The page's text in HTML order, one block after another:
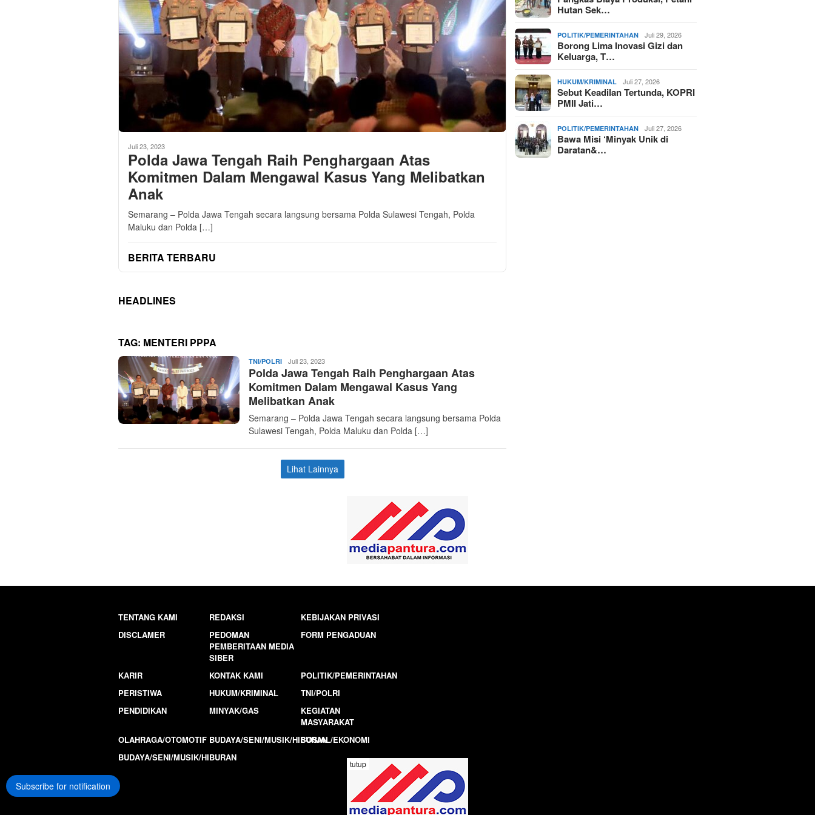
Juli 23, 2023
Polda Jawa Tengah Raih Penghargaan Atas
Komitmen Dalam Mengawal Kasus Yang Melibatkan
Anak
Semarang – Polda Jawa Tengah secara langsung bersama Polda Sulawesi Tengah, Polda
Maluku dan Polda […]
BERITA TERBARU
HEADLINES
TAG: MENTERI PPPA
TNI/POLRI Media
Pantura
Juli 23, 2023
Polda Jawa Tengah Raih Penghargaan Atas
Komitmen Dalam Mengawal Kasus Yang
Melibatkan Anak
Semarang – Polda Jawa Tengah secara langsung bersama Polda
Sulawesi Tengah, Polda Maluku dan Polda […]
Lihat Lainnya
Hutan Sek…
POLITIK/PEMERINTAHAN Juli 29, 2026
Borong Lima Inovasi Gizi dan
Keluarga, T…
HUKUM/KRIMINAL Juli 27, 2026
Sebut Keadilan Tertunda, KOPRI
PMII Jati…
POLITIK/PEMERINTAHAN Juli 27, 2026
Bawa Misi ‘Minyak Unik di
Daratan&…
TENTANG KAMI REDAKSI
KEBIJAKAN PRIVASI
DISCLAMER
PEDOMAN
PEMBERITAAN MEDIA
SIBER
FORM PENGADUAN
KARIR KONTAK KAMI
POLITIK/PEMERINTAHAN
PERISTIWA
HUKUM/KRIMINAL
TNI/POLRI
PENDIDIKAN
MINYAK/GAS
KEGIATAN
MASYARAKAT
OLAHRAGA/OTOMOTIF BUDAYA/SENI/MUSIK/HIBURANSOSIAL/EKONOMI
BUDAYA/SENI/MUSIK/HIBURAN
MEDIAPANTURA.COM
tutup
Subscribe for notification